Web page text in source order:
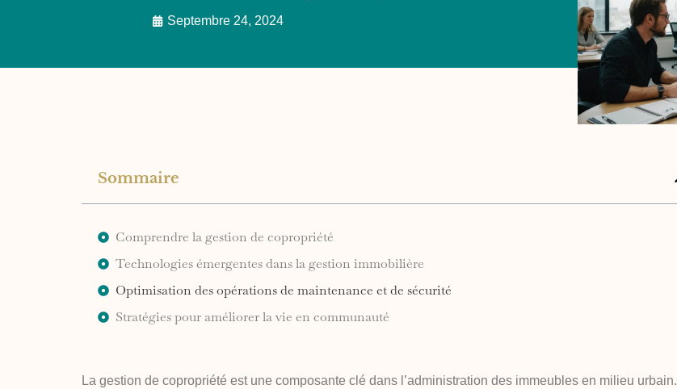
Septembre 24, 2024
Sommaire
Comprendre la gestion de copropriété
Technologies émergentes dans la gestion immobilière
Optimisation des opérations de maintenance et de sécurité
Stratégies pour améliorer la vie en communauté
La gestion de copropriété est une composante clé dans l’administration des immeubles en milieu urbain.